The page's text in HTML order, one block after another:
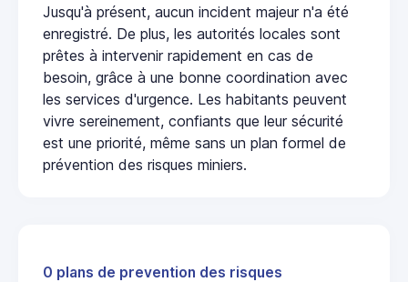
Jusqu'à présent, aucun incident majeur n'a été
enregistré. De plus, les autorités locales sont
prêtes à intervenir rapidement en cas de
besoin, grâce à une bonne coordination avec
les services d'urgence. Les habitants peuvent
vivre sereinement, confiants que leur sécurité
est une priorité, même sans un plan formel de
prévention des risques miniers.
0 plans de prevention des risques